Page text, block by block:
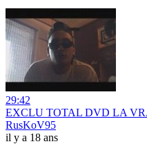
29:42
EXCLU TOTAL DVD LA
RusKoV95
il y a 18 ans